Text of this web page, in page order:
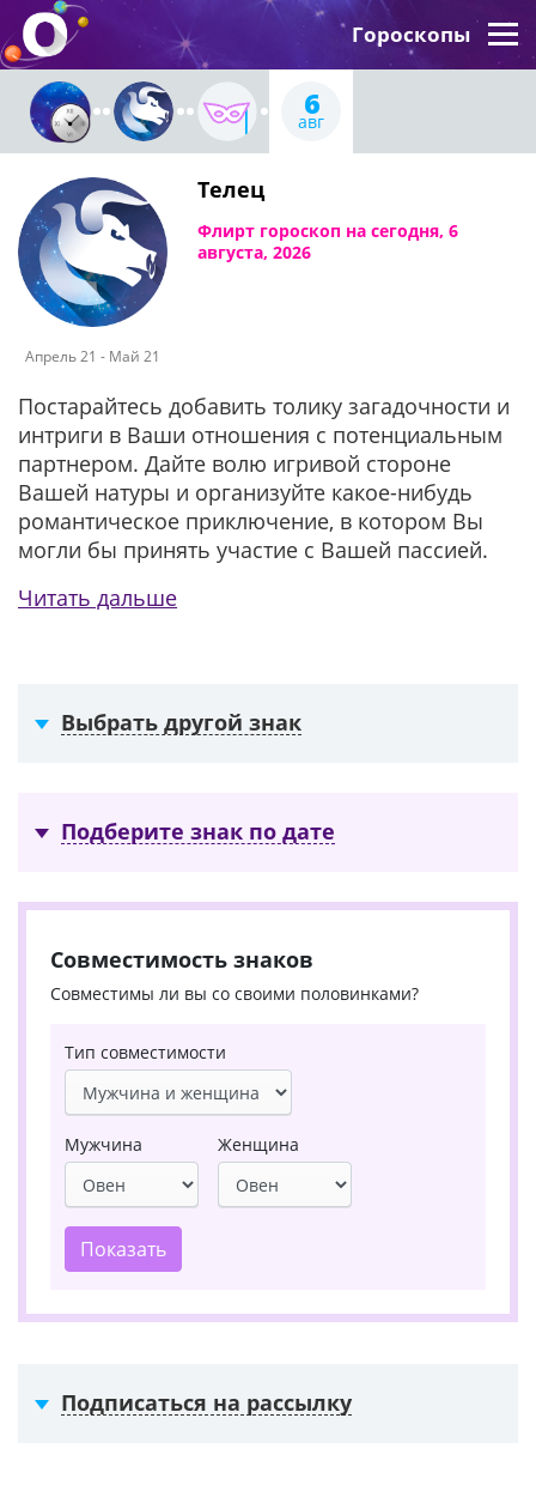
Гороскопы
6
авг
Апрель 21 - Май 21
Телец
Флирт гороскоп на сегодня, 6
августа, 2026
Постарайтесь добавить толику загадочности и
интриги в Ваши отношения с потенциальным
партнером. Дайте волю игривой стороне
Вашей натуры и организуйте какое-нибудь
романтическое приключение, в котором Вы
могли бы принять участие с Вашей пассией.
Читать дальше
Выбрать другой знак
Подберите знак по дате
Совместимость знаков
Совместимы ли вы со своими половинками?
Тип совместимости
Мужчина Женщина
Показать
Подписаться на рассылку